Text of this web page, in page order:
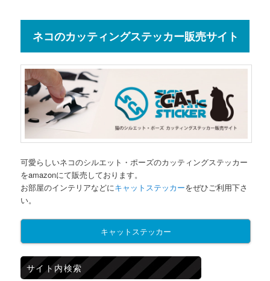
ネコのカッティングステッカー販売サイト
可愛らしいネコのシルエット・ポーズのカッティングステッカー
をamazonにて販売しております。
お部屋のインテリアなどにキャットステッカーをぜひご利用下さ
い。
キャットステッカー
サイト内検索